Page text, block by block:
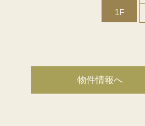
1F
物件情報へ